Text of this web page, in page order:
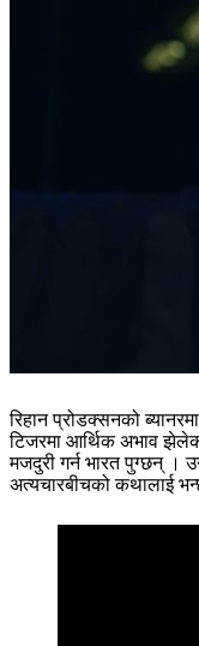
रिहान प्रोडक्सनको
टिजरमा आर्थिक अभाव
मजदुरी गर्न भारत पुग्छन् ।
अत्यचारबीचको कथालाई